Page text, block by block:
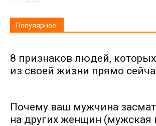
Популярное:
8 признаков людей,
из своей жизни прямо
Почему ваш мужчина
на других женщин (мужская